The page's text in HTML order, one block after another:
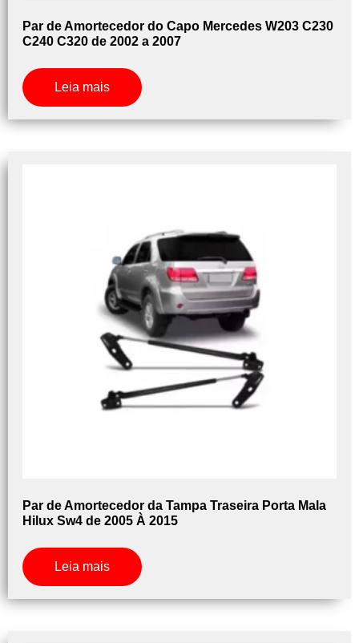
Par de Amortecedor do Capo Mercedes W203 C230
C240 C320 de 2002 a 2007
Leia mais
Par de Amortecedor da Tampa Traseira Porta Mala
Hilux Sw4 de 2005 À 2015
Leia mais